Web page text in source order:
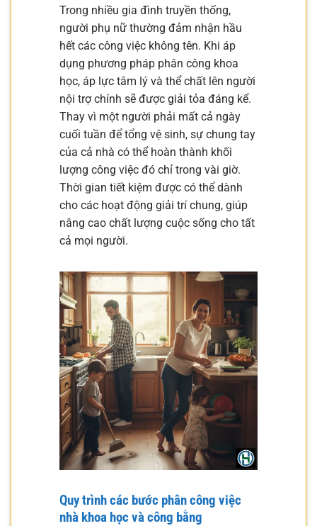
Trong nhiều gia đình truyền thống,
người phụ nữ thường đảm nhận hầu
hết các công việc không tên. Khi áp
dụng phương pháp phân công khoa
học, áp lực tâm lý và thể chất lên người
nội trợ chính sẽ được giải tỏa đáng kể.
Thay vì một người phải mất cả ngày
cuối tuần để tổng vệ sinh, sự chung tay
của cả nhà có thể hoàn thành khối
lượng công việc đó chỉ trong vài giờ.
Thời gian tiết kiệm được có thể dành
cho các hoạt động giải trí chung, giúp
nâng cao chất lượng cuộc sống cho tất
cả mọi người.
Quy trình các bước phân công việc
nhà khoa học và công bằng